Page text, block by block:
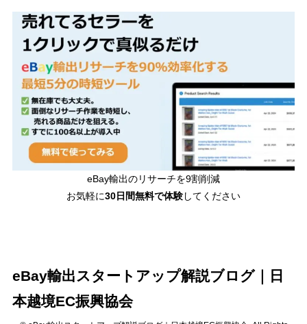
eBay輸出のリサーチを9割削減
お気軽に30日間無料で体験してください
eBay輸出スタートアップ解説ブログ｜日
本越境EC振興協会